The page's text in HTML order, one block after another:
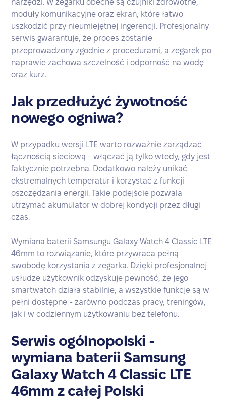
narzędzi. W zegarku obecne są czujniki zdrowotne,
moduły komunikacyjne oraz ekran, które łatwo
uszkodzić przy nieumiejętnej ingerencji. Profesjonalny
serwis gwarantuje, że proces zostanie
przeprowadzony zgodnie z procedurami, a zegarek po
naprawie zachowa szczelność i odporność na wodę
oraz kurz.
Jak przedłużyć żywotność
nowego ogniwa?
W przypadku wersji LTE warto rozważnie zarządzać
łącznością sieciową - włączać ją tylko wtedy, gdy jest
faktycznie potrzebna. Dodatkowo należy unikać
ekstremalnych temperatur i korzystać z funkcji
oszczędzania energii. Takie podejście pozwala
utrzymać akumulator w dobrej kondycji przez długi
czas.
Wymiana baterii Samsungu Galaxy Watch 4 Classic LTE
46mm to rozwiązanie, które przywraca pełną
swobodę korzystania z zegarka. Dzięki profesjonalnej
usłudze użytkownik odzyskuje pewność, że jego
smartwatch działa stabilnie, a wszystkie funkcje są w
pełni dostępne - zarówno podczas pracy, treningów,
jak i w codziennym użytkowaniu bez telefonu.
Serwis ogólnopolski -
wymiana baterii Samsung
Galaxy Watch 4 Classic LTE
46mm z całej Polski